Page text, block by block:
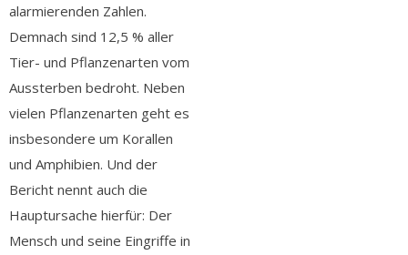
alarmierenden Zahlen.
Demnach sind 12,5 % aller
Tier- und Pflanzenarten vom
Aussterben bedroht. Neben
vielen Pflanzenarten geht es
insbesondere um Korallen
und Amphibien. Und der
Bericht nennt auch die
Hauptursache hierfür: Der
Mensch und seine Eingriffe in